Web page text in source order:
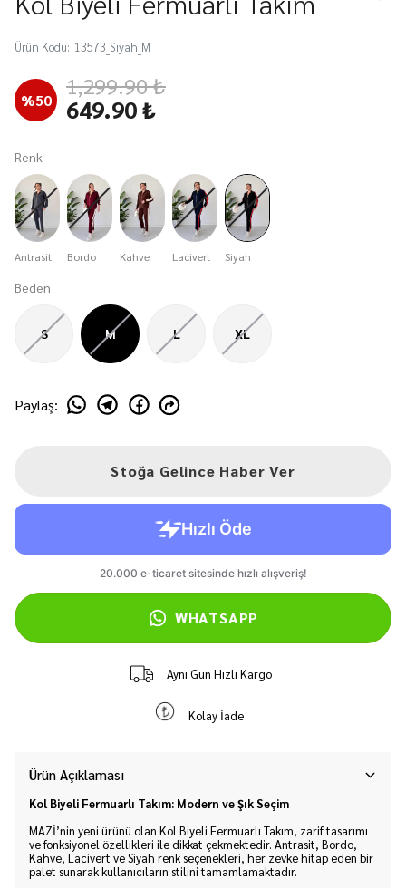
Ürün Kodu: 13573_Siyah_M
%50 1,299.90 ₺
649.90 ₺
Renk
Antrasit Bordo Kahve Lacivert Siyah
Beden
S M L XL
Paylaş:
Stoğa Gelince Haber Ver
WHATSAPP
Aynı Gün Hızlı Kargo
Kolay İade
Ürün Açıklaması
Kol Biyeli Fermuarlı Takım: Modern ve Şık Seçim
MAZİ’nin yeni ürünü olan Kol Biyeli Fermuarlı Takım, zarif tasarımı
ve fonksiyonel özellikleri ile dikkat çekmektedir. Antrasit, Bordo,
Kahve, Lacivert ve Siyah renk seçenekleri, her zevke hitap eden bir
palet sunarak kullanıcıların stilini tamamlamaktadır.